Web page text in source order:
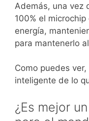
Además, una vez
100% el
energía,
para mantenerlo
Como puedes
inteligente de lo
¿Es mejor